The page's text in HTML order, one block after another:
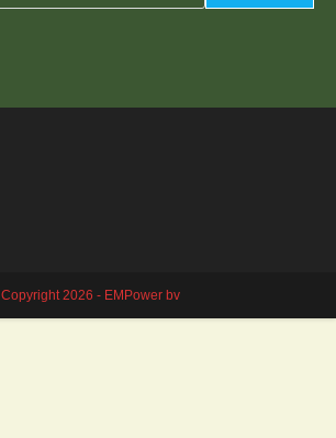
Copyright 2026 - EMPower bv